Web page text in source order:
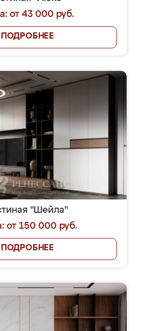
от 43 000 руб.
ПОДРОБНЕЕ
"Шейла"
от 150 000 руб.
ПОДРОБНЕЕ